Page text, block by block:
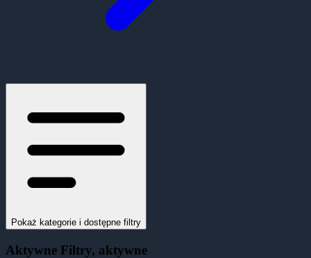
Pokaż kategorie i dostępne filtry
Aktywne Filtry, aktywne